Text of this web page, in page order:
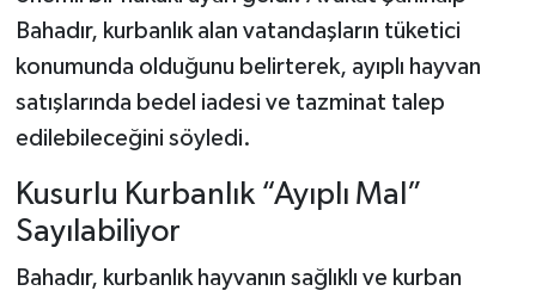
Bahadır, kurbanlık alan vatandaşların tüketici
konumunda olduğunu belirterek, ayıplı hayvan
satışlarında bedel iadesi ve tazminat talep
edilebileceğini söyledi.
Kusurlu Kurbanlık “Ayıplı Mal”
Sayılabiliyor
Bahadır, kurbanlık hayvanın sağlıklı ve kurban